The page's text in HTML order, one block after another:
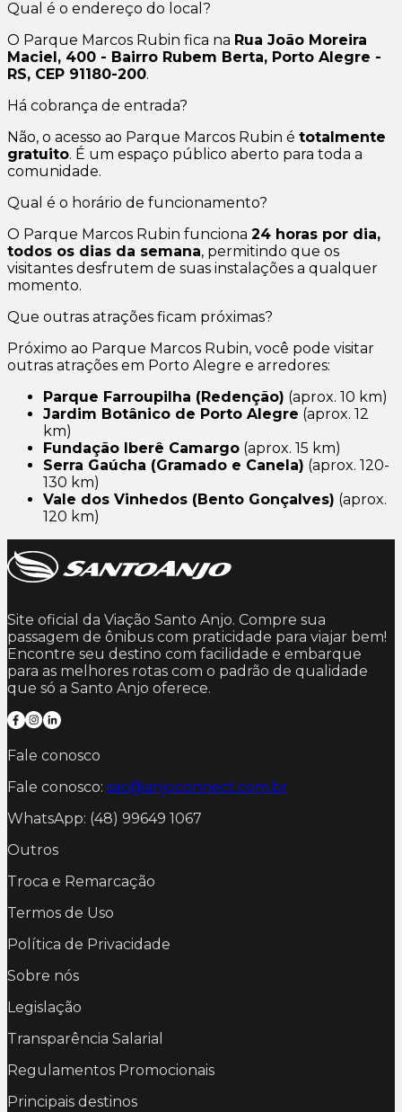
Qual é o endereço do local?
O Parque Marcos Rubin fica na Rua João Moreira
Maciel, 400 - Bairro Rubem Berta, Porto Alegre -
RS, CEP 91180-200.
Há cobrança de entrada?
Não, o acesso ao Parque Marcos Rubin é totalmente
gratuito. É um espaço público aberto para toda a
comunidade.
Qual é o horário de funcionamento?
O Parque Marcos Rubin funciona 24 horas por dia,
todos os dias da semana, permitindo que os
visitantes desfrutem de suas instalações a qualquer
momento.
Que outras atrações ficam próximas?
Próximo ao Parque Marcos Rubin, você pode visitar
outras atrações em Porto Alegre e arredores:
Parque Farroupilha (Redenção) (aprox. 10 km)
Jardim Botânico de Porto Alegre (aprox. 12
km)
Fundação Iberê Camargo (aprox. 15 km)
Serra Gaúcha (Gramado e Canela) (aprox. 120-
130 km)
Vale dos Vinhedos (Bento Gonçalves) (aprox.
120 km)
Site oficial da Viação Santo Anjo. Compre sua
passagem de ônibus com praticidade para viajar bem!
Encontre seu destino com facilidade e embarque
para as melhores rotas com o padrão de qualidade
que só a Santo Anjo oferece.
Fale conosco
Fale conosco: sac@anjoconnect.com.br
WhatsApp: (48) 99649 1067
Outros
Troca e Remarcação
Termos de Uso
Política de Privacidade
Sobre nós
Legislação
Transparência Salarial
Regulamentos Promocionais
Principais destinos